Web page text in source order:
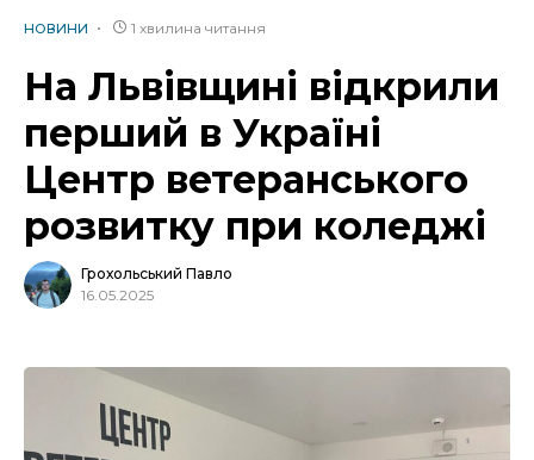
НОВИНИ 1 хвилина читання
На Львівщині відкрили
перший в Україні
Центр ветеранського
розвитку при коледжі
Грохольський Павло
16.05.2025